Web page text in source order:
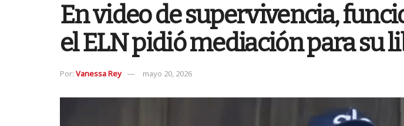
En video de supervivencia,
el ELN pidió mediación para su
Por: Vanessa Rey mayo 20, 2026